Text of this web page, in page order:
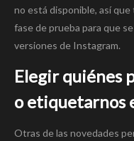
no está disponible, así
fase de prueba para que
versiones de Instagram.
Elegir quiénes
o etiquetarnos
Otras de las novedades